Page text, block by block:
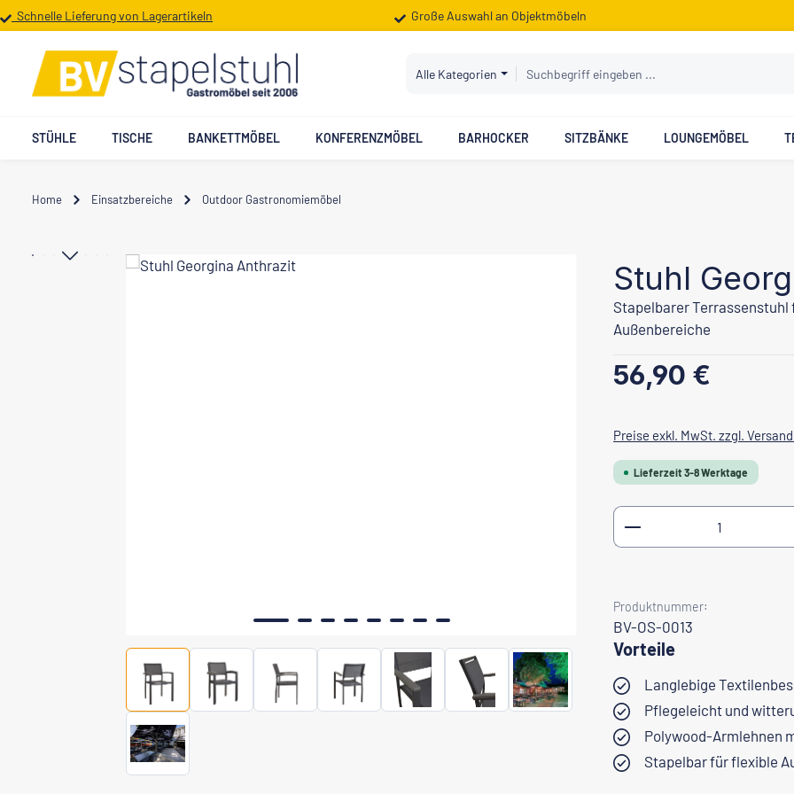
Hauptinhalt springen
Zur Suche springen
Zur Hauptnavigation springen
Schnelle Lieferung von Lagerartikeln Große Auswahl an Objektmöbeln
Alle Kategorien
STÜHLE TISCHE BANKETTMÖBEL KONFERENZMÖBEL BARHOCKER SITZBÄNKE LOUNGEMÖBEL
Home Einsatzbereiche Outdoor Gastronomiemöbel
Bildergalerie überspringen Stuhl
Stapelbarer
Außenbereiche
Regulärer Preis:
56,90 €
Preise exkl. MwSt. zzgl.
Lieferzeit 3-8 Werktage
Produkt Anzahl:
Produktnummer:
BV-OS-0013
Vorteile
Langlebige
Pflegeleicht und
Polywood-Armlehnen
Stapelbar für flexible